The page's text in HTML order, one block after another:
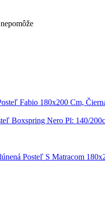
Fabio 180x200 Cm,
Boxspring Nero Pl: 140/
Posteľ S Matracom